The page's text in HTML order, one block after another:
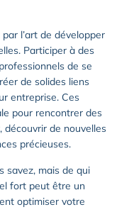
l’art de développer
Participer à des
de se
de solides liens
entreprise. Ces
pour rencontrer des
de nouvelles
précieuses.
savez, mais de qui
fort peut être un
optimiser votre